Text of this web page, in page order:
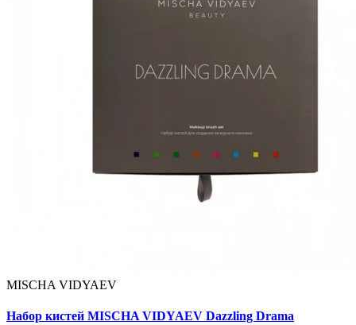
MISCHA VIDYAEV
Набор кистей MISCHA VIDYAEV Dazzling Drama